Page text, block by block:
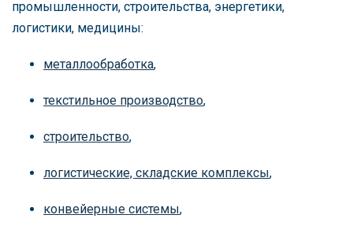
промышленности, строительства, энергетики,
логистики, медицины:
металлообработка,
текстильное производство,
строительство,
логистические, складские комплексы,
конвейерные системы,